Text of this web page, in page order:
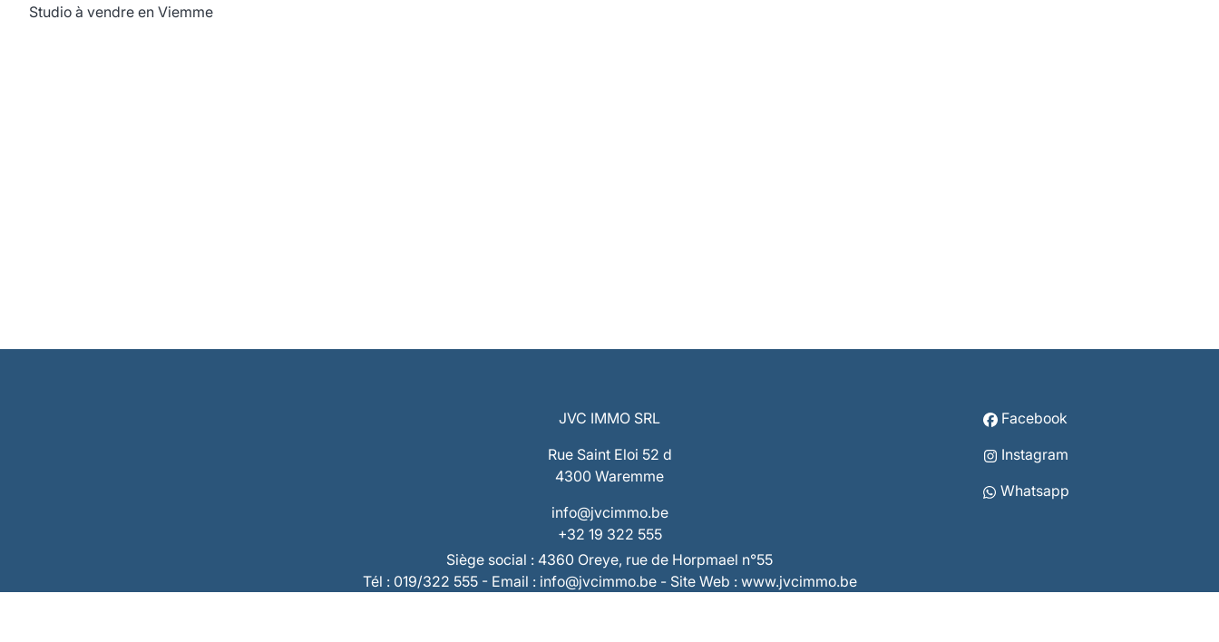
Studio à vendre en Viemme
JVC IMMO SRL
Rue Saint Eloi 52 d
4300 Waremme
info@jvcimmo.be
+32 19 322 555
Facebook
Instagram
Whatsapp
Siège social : 4360 Oreye, rue de Horpmael n°55
Tél : 019/322 555 - Email : info@jvcimmo.be - Site Web : www.jvcimmo.be